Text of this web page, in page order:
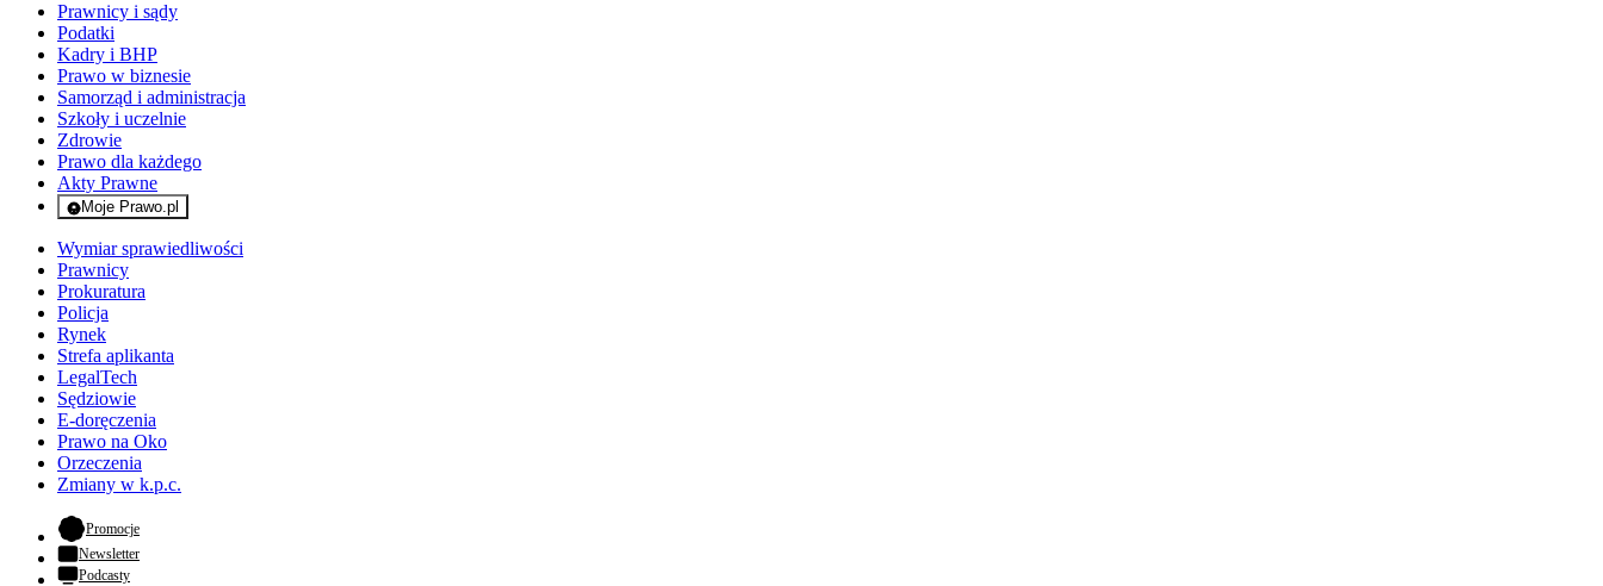
Prawnicy i sądy
Podatki
Kadry i BHP
Prawo w biznesie
Samorząd i administracja
Szkoły i uczelnie
Zdrowie
Prawo dla każdego
Akty Prawne
Moje Prawo.pl
- rejestracja i logowanie do serwisu
Wymiar sprawiedliwości
Prawnicy
Prokuratura
Policja
Rynek
Strefa aplikanta
LegalTech
Sędziowie
E-doręczenia
Prawo na Oko
Orzeczenia
Zmiany w k.p.c.
Promocje- otwiera się w nowej karcie
Newsletter
Podcasty